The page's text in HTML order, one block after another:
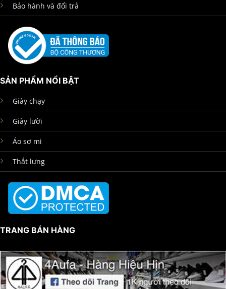
Bảo hành và đổi trả
SẢN PHẨM NỔI BẬT
Giày chạy
Giày lười
Áo sơ mi
Thắt lưng
TRANG BÁN HÀNG